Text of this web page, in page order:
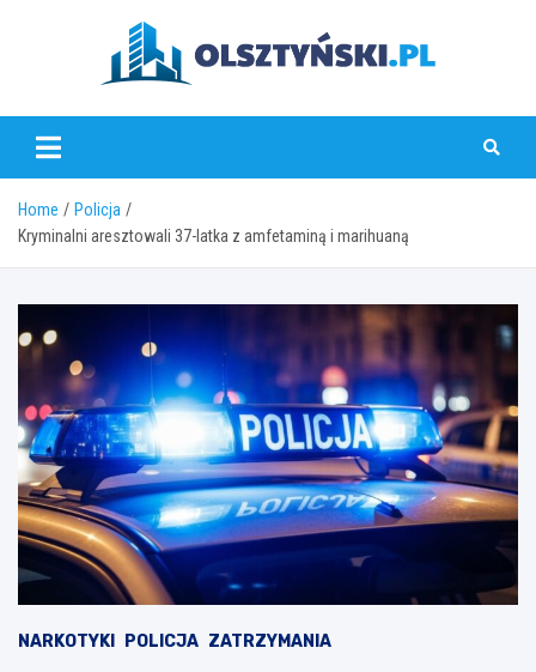
olsztynski.pl
Home
Policja
Kryminalni aresztowali 37-latka z amfetaminą i marihuaną
NARKOTYKI POLICJA ZATRZYMANIA